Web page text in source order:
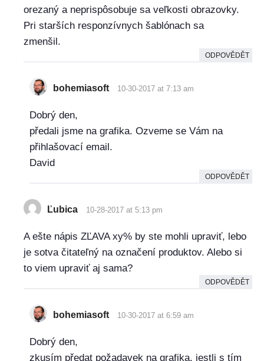
orezaný a neprispôsobuje sa veľkosti obrazovky.
Pri starších responzívnych šablónach sa
zmenšil.
ODPOVĚDĚT
bohemiasoft 10-30-2017 at 7:13 am
Dobrý den,
předali jsme na grafika. Ozveme se Vám na
přihlašovací email.
David
ODPOVĚDĚT
Ľubica 10-28-2017 at 5:13 pm
A ešte nápis ZĽAVA xy% by ste mohli upraviť, lebo
je sotva čitateľný na označení produktov. Alebo si
to viem upraviť aj sama?
ODPOVĚDĚT
bohemiasoft 10-30-2017 at 6:59 am
Dobrý den,
zkusím předat požadavek na grafika, jestli s tím